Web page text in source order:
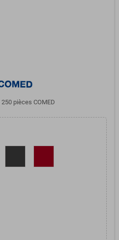
pièces COMED